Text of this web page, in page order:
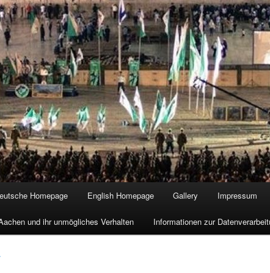
Homepage English Homepage Gallery Impressum
und ihr unmögliches Verhalten Informationen zur